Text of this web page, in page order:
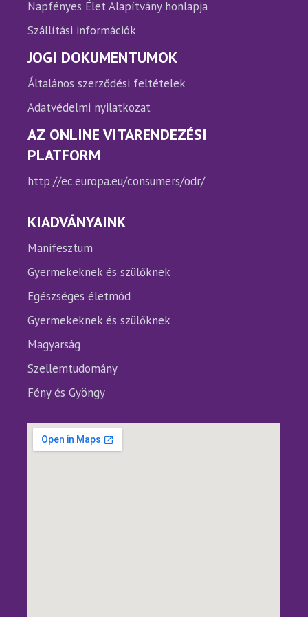
Napfényes Élet Alapítvány honlapja
Szállítási információk
JOGI DOKUMENTUMOK
Általános szerződési feltételek
Adatvédelmi nyilatkozat
AZ ONLINE VITARENDEZÉSI
PLATFORM
http://ec.europa.eu/consumers/odr/
KIADVÁNYAINK
Manifesztum
Gyermekeknek és szülőknek
Egészséges életmód
Gyermekeknek és szülőknek
Magyarság
Szellemtudomány
Fény és Gyöngy